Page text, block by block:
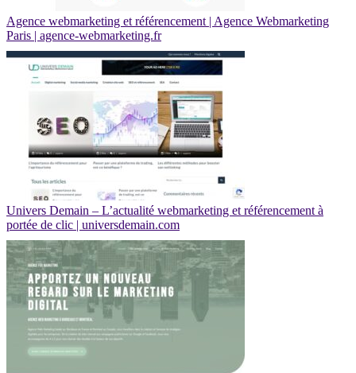
Agence webmarketing et référencement | Agence Webmarketing
Paris | agence-webmarketing.fr
Univers Demain – L’actualité webmarketing et référencement à
portée de clic | universdemain.com